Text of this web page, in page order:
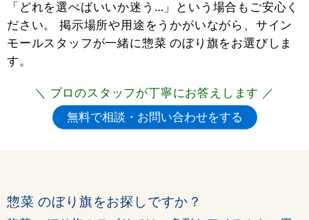
「どれを選べばいいか迷う…」という場合もご安心く
ださい。 掲示場所や用途をうかがいながら、サイン
モールスタッフが一緒に惣菜 のぼり旗をお選びしま
す。
＼ プロのスタッフが丁寧にお答えします ／
惣菜 のぼり旗をお探しですか？